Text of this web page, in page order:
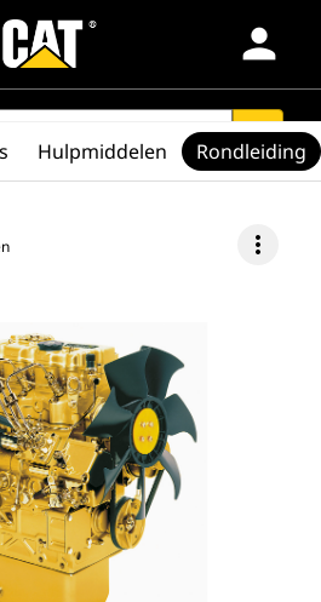
person
search
more_vert
Hulpmiddelen Rondleiding